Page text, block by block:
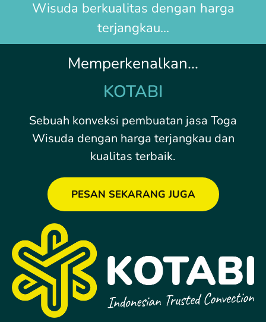
Wisuda berkualitas dengan harga
terjangkau...
Memperkenalkan...
KOTABI
Sebuah konveksi pembuatan jasa Toga
Wisuda dengan harga terjangkau dan
kualitas terbaik.
PESAN SEKARANG JUGA